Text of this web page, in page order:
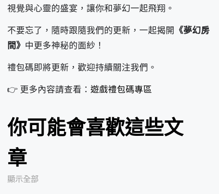
視覺與心靈的盛宴，讓你和夢幻一起飛翔。
不要忘了，隨時跟隨我們的更新，一起揭開 《夢幻房
間》 中更多神秘的面紗！
禮包碼即將更新，歡迎持續關注我們。
👉 更多內容請查看： 遊戲禮包碼專區
你可能會喜歡這些文
章
顯示全部